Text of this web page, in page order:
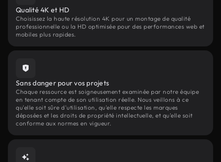
Qualité 4K et HD
Choisissez la haute résolution 4K pour un montage de qualité
professionnelle ou la HD optimisée pour des performances web et
mobiles plus rapides.
Sans danger pour vos projets
Chaque ressource est soigneusement examinée par notre équipe
en tenant compte de son utilisation réelle. Nous veillons à ce
qu'elle soit sûre d'utilisation, qu'elle respecte les marques
déposées et les droits de propriété intellectuelle, et qu'elle soit
conforme aux normes en vigueur.